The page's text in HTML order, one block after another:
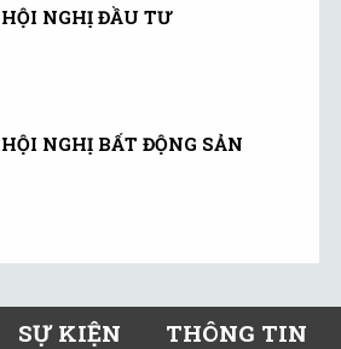
HỘI NGHỊ ĐẦU TƯ
HỘI NGHỊ BẤT ĐỘNG SẢN
SỰ KIỆN
THÔNG TIN